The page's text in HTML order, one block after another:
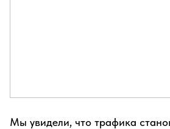
Мы увидели, что трафика